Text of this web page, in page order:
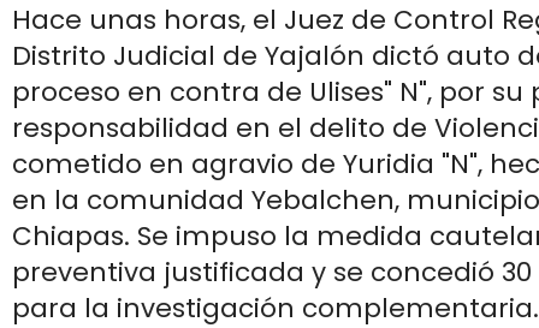
Hace unas horas, el Juez de Control
Distrito Judicial de Yajalón dictó auto
proceso en contra de Ulises" N", por
responsabilidad en el delito de
cometido en agravio de Yuridia "N",
en la comunidad Yebalchen,
Chiapas. Se impuso la medida
preventiva justificada y se concedió
para la investigación complementaria.